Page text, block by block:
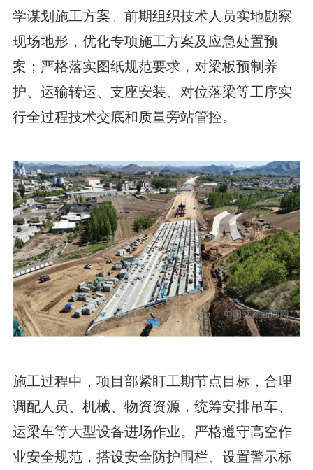
学谋划施工方案。前期组织技术人员实地勘察
现场地形，优化专项施工方案及应急处置预
案；严格落实图纸规范要求，对梁板预制养
护、运输转运、支座安装、对位落梁等工序实
行全过程技术交底和质量旁站管控。
施工过程中，项目部紧盯工期节点目标，合理
调配人员、机械、物资资源，统筹安排吊车、
运梁车等大型设备进场作业。严格遵守高空作
业安全规范，搭设安全防护围栏、设置警示标